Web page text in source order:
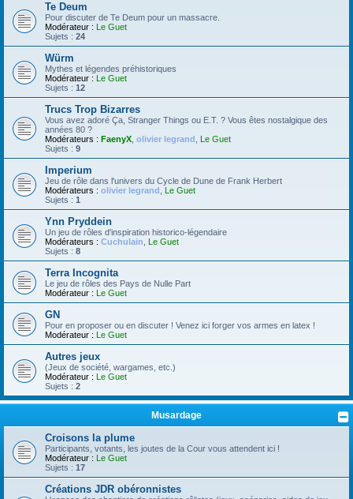
Te Deum
Pour discuter de Te Deum pour un massacre.
Modérateur : Le Guet
Sujets : 24
Würm
Mythes et légendes préhistoriques
Modérateur : Le Guet
Sujets : 12
Trucs Trop Bizarres
Vous avez adoré Ça, Stranger Things ou E.T. ? Vous êtes nostalgique des
années 80 ?
Modérateurs : FaenyX olivier legrand
Le Guet
Sujets : 9
Imperium
Jeu de rôle dans l'univers du Cycle de Dune de Frank Herbert
Modérateurs : olivier legrand
Le Guet
Sujets : 1
Ynn Pryddein
Un jeu de rôles d'inspiration historico-légendaire
Modérateurs : Cuchulain
Le Guet
Sujets : 8
Terra Incognita
Le jeu de rôles des Pays de Nulle Part
Modérateur : Le Guet
GN
Pour en proposer ou en discuter ! Venez ici forger vos armes en latex !
Modérateur : Le Guet
Autres jeux
(Jeux de société, wargames, etc.)
Modérateur : Le Guet
Sujets : 2
Musardage
Croisons la plume
Participants, votants, les joutes de la Cour vous attendent ici !
Modérateur : Le Guet
Sujets : 17
Créations JDR obéronnistes